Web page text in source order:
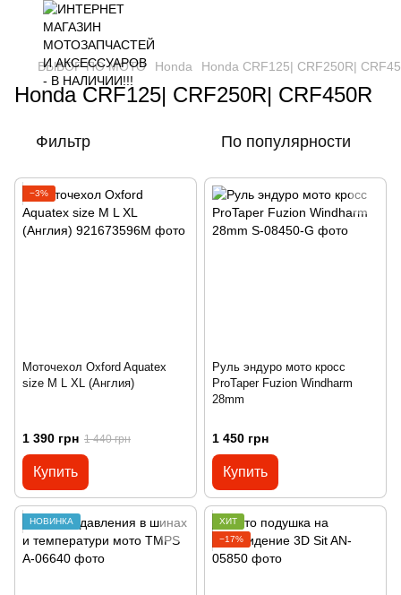
ВЫБОР ПО МОТО Honda Honda CRF125| CRF250R|
Honda CRF125| CRF250R| CRF450R
Фильтр По популярности
−3%
Моточехол Oxford Aquatex
size M L XL (Англия)
1 390 грн 1 440 грн
Купить
Руль эндуро мото кросс
ProTaper Fuzion Windharm
28mm
1 450 грн
Купить
НОВИНКА
ХИТ
−17%